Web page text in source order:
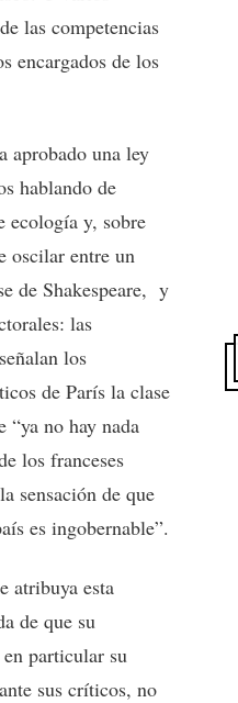
las competencias
encargados de los
aprobado una ley
hablando de
ecología y, sobre
oscilar entre un
de Shakespeare, y
las
los
de París la clase
“ya no hay nada
los franceses
sensación de que
es ingobernable”.
atribuya esta
de que su
particular su
sus críticos, no